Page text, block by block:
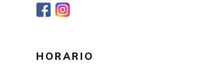
HORARIO